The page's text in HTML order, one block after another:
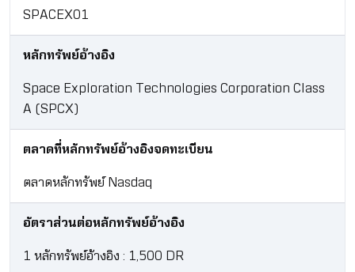
SPACEX01
หลักทรัพย์อ้างอิง
Space Exploration Technologies Corporation Class
A (SPCX)
ตลาดที่หลักทรัพย์อ้างอิงจดทะเบียน
ตลาดหลักทรัพย์ Nasdaq
อัตราส่วนต่อหลักทรัพย์อ้างอิง
1 หลักทรัพย์อ้างอิง : 1,500 DR